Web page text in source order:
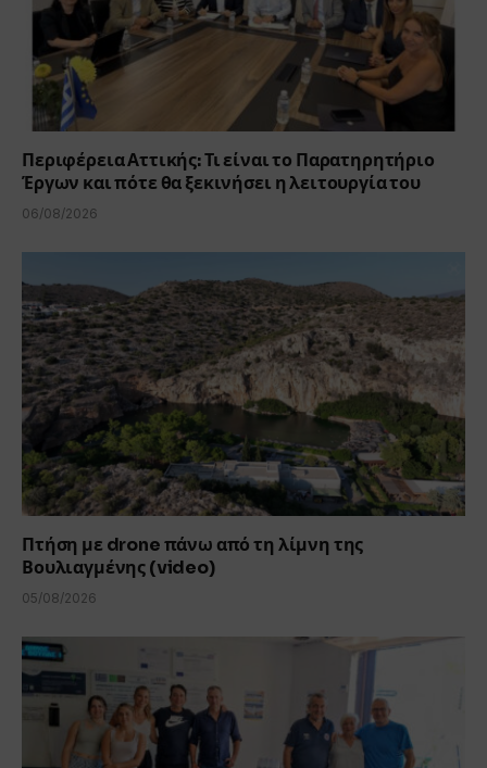
Περιφέρεια Αττικής: Τι είναι το Παρατηρητήριο
Έργων και πότε θα ξεκινήσει η λειτουργία του
06/08/2026
Πτήση με drone πάνω από τη λίμνη της
Βουλιαγμένης (video)
05/08/2026